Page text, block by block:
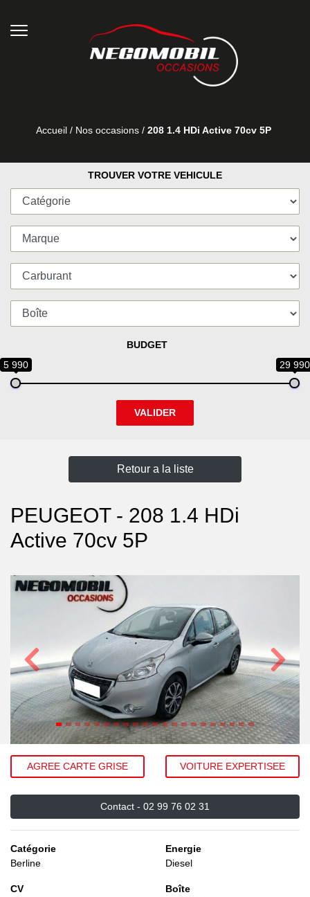
Accueil / Nos occasions /208 1.4 HDi Active 70cv 5P
TROUVER VOTRE VEHICULE
BUDGET
5 990
29 990
VALIDER
PEUGEOT - 208 1.4 HDi
Active 70cv 5P
Retour a la liste
Précédent Suivant
AGREE CARTE GRISE VOITURE EXPERTISEE
Contact - 02 99 76 02 31
Catégorie
Berline
CV
Energie
Diesel
Boîte